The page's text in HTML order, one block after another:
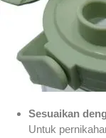
Sesuaikan
Untuk